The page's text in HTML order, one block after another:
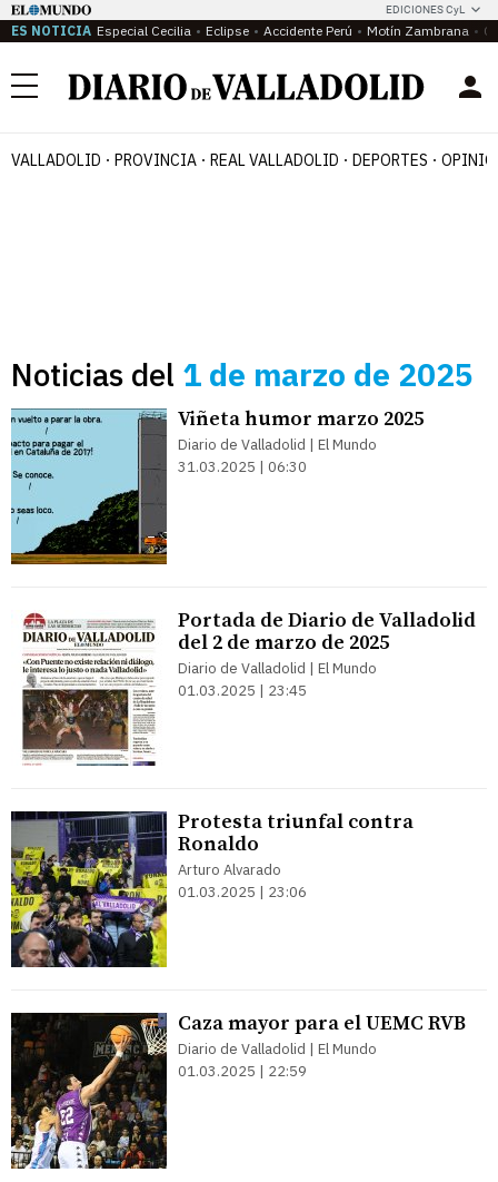
EDICIONES CyL
ES NOTICIA Especial Cecilia Eclipse Accidente Perú Motín Zambrana
Menú
VALLADOLID PROVINCIA REAL VALLADOLID DEPORTES
Noticias del 1 de marzo de 2025
Viñeta humor marzo 2025
Diario de Valladolid | El Mundo
31.03.2025 | 06:30
Portada de Diario de Valladolid
del 2 de marzo de 2025
Diario de Valladolid | El Mundo
01.03.2025 | 23:45
Protesta triunfal contra
Ronaldo
Arturo Alvarado
01.03.2025 | 23:06
Caza mayor para el UEMC RVB
Diario de Valladolid | El Mundo
01.03.2025 | 22:59